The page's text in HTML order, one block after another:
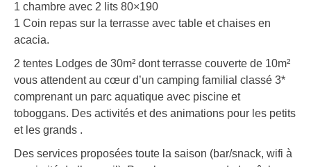
1 chambre avec 2 lits 80×190
1 Coin repas sur la terrasse avec table et chaises en
acacia.
2 tentes Lodges de 30m² dont terrasse couverte de 10m²
vous attendent au cœur d’un camping familial classé 3*
comprenant un parc aquatique avec piscine et
toboggans. Des activités et des animations pour les petits
et les grands .
Des services proposées toute la saison (bar/snack, wifi à